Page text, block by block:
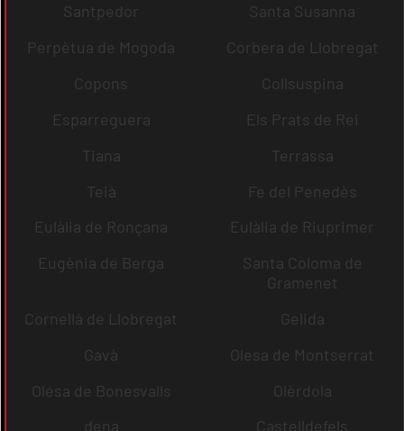
Santpedor
Santa Susanna
Perpètua de Mogoda
Corbera de Llobregat
Copons
Collsuspina
Esparreguera
Els Prats de Rei
Tiana
Terrassa
Teià
Fe del Penedès
Eulàlia de Ronçana
Eulàlia de Riuprimer
Eugènia de Berga
Santa Coloma de
Gramenet
Cornellà de Llobregat
Gelida
Gavà
Olesa de Montserrat
Olesa de Bonesvalls
Olèrdola
dena
Castelldefels